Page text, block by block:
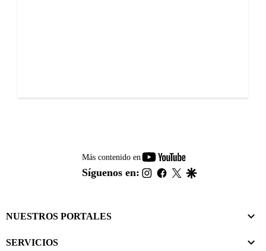
Más contenido en
youtube-
footer
Síguenos en: instagram
facebook
twitter
NUESTROS PORTALES
SERVICIOS